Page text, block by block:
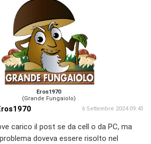
Eros1970
(Grande Fungaiolo)
6 Settembre 2024 09:43
carico il post se da cell o da PC, ma
doveva essere risolto nel